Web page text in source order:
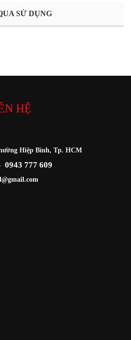
SỬ DỤNG
HỆ
Hiệp Bình, Tp. HCM
0943 777 609